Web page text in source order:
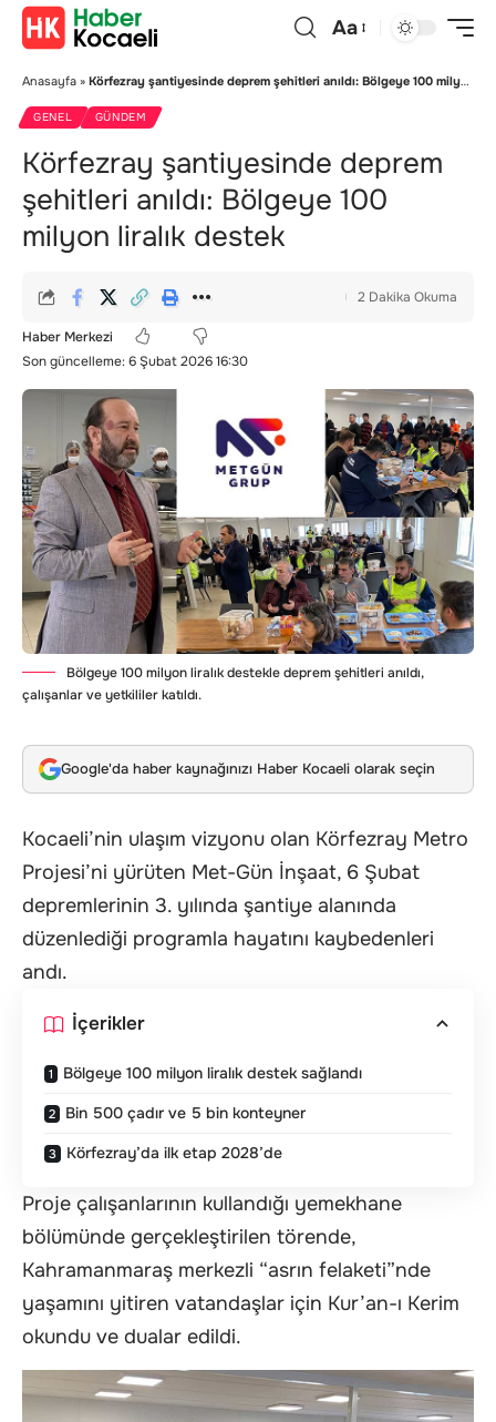
Aa
Anasayfa » Körfezray şantiyesinde deprem şehitleri anıldı: Bölgeye 100 milyon liralık destek
GENEL GÜNDEM
Körfezray şantiyesinde deprem
şehitleri anıldı: Bölgeye 100
milyon liralık destek
Son güncelleme: 6 Şubat 2026 16:30
Haber Merkezi
2 Dakika Okuma
Bölgeye 100 milyon liralık destekle deprem şehitleri anıldı,
çalışanlar ve yetkililer katıldı.
Google'da haber kaynağınızı Haber Kocaeli olarak seçin
Kocaeli’nin ulaşım vizyonu olan Körfezray Metro
Projesi’ni yürüten Met-Gün İnşaat, 6 Şubat
depremlerinin 3. yılında şantiye alanında
düzenlediği programla hayatını kaybedenleri
andı.
İçerikler
Bölgeye 100 milyon liralık destek sağlandı
Bin 500 çadır ve 5 bin konteyner
Körfezray’da ilk etap 2028’de
Proje çalışanlarının kullandığı yemekhane
bölümünde gerçekleştirilen törende,
Kahramanmaraş merkezli “asrın felaketi”nde
yaşamını yitiren vatandaşlar için Kur’an-ı Kerim
okundu ve dualar edildi.